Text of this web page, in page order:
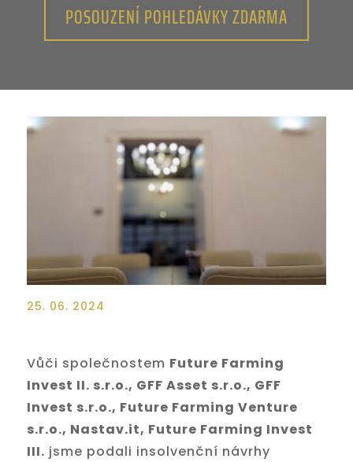
POSOUZENÍ POHLEDÁVKY ZDARMA
25. 06. 2024
Vůči společnostem Future Farming
Invest II. s.r.o., GFF Asset s.r.o., GFF
Invest s.r.o., Future Farming Venture
s.r.o., Nastav.it, Future Farming Invest
III. jsme podali insolvenční návrhy